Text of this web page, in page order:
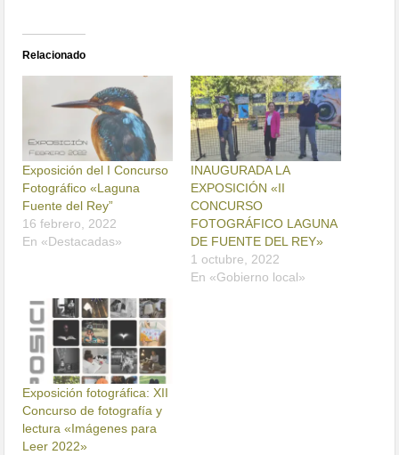
Relacionado
Exposición del I Concurso
Fotográfico «Laguna
Fuente del Rey”
16 febrero, 2022
En «Destacadas»
INAUGURADA LA
EXPOSICIÓN «II
CONCURSO
FOTOGRÁFICO LAGUNA
DE FUENTE DEL REY»
1 octubre, 2022
En «Gobierno local»
Exposición fotográfica: XII
Concurso de fotografía y
lectura «Imágenes para
Leer 2022»